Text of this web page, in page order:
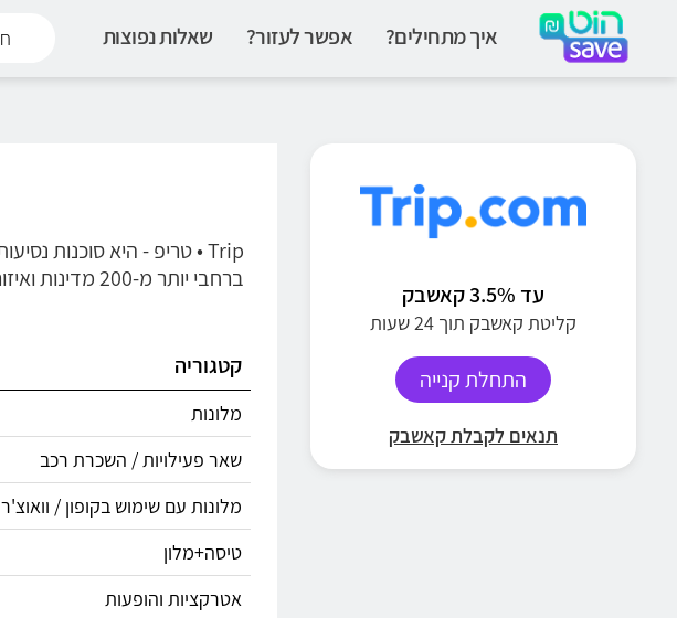
איך מתחילים? אפשר לעזור? שאלות נפוצות
עד 3.5% קאשבק
קליטת קאשבק תוך 24 שעות
התחלת קנייה
תנאים לקבלת קאשבק
ברחבי יותר מ-200 מדינות ואיזורים. האתר והאפליקציה של טריפ זמינים ב-13 שפות ושירות לקוחות יעיל זמין 24/7.
קטגוריה
מלונות
שאר פעילויות / השכרת רכב
מלונות עם שימוש בקופון / וואוצ'ר
טיסה+מלון
אטרקציות והופעות